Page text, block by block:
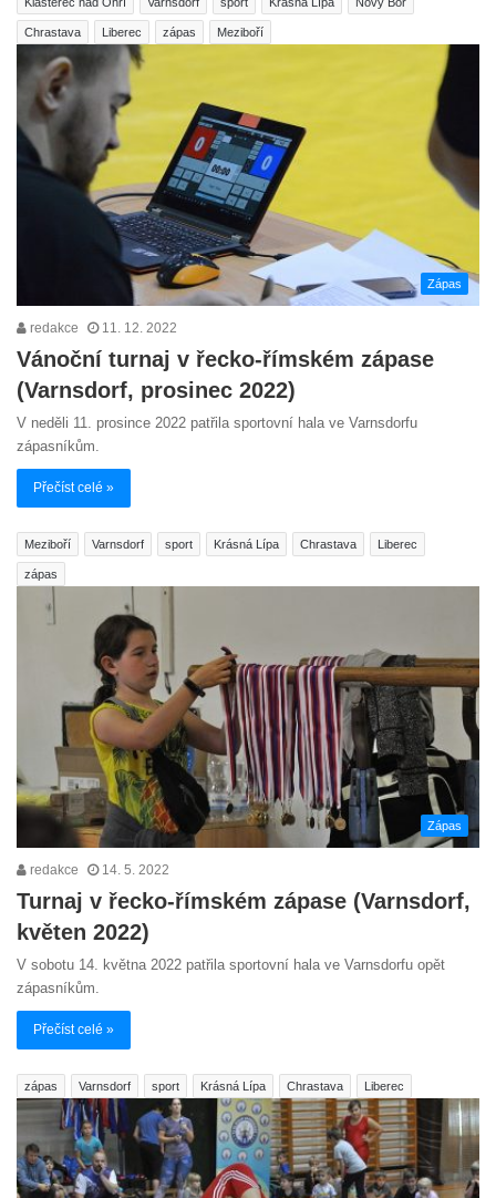
Chrastava Liberec zápas Meziboří
Zápas
redakce 11. 12. 2022
Vánoční turnaj v řecko-římském zápase
(Varnsdorf, prosinec 2022)
V neděli 11. prosince 2022 patřila sportovní hala ve Varnsdorfu
zápasníkům.
Přečíst celé »
Meziboří Varnsdorf sport Krásná Lípa Chrastava Liberec
zápas
Zápas
redakce 14. 5. 2022
Turnaj v řecko-římském zápase (Varnsdorf,
květen 2022)
V sobotu 14. května 2022 patřila sportovní hala ve Varnsdorfu opět
zápasníkům.
Přečíst celé »
zápas Varnsdorf sport Krásná Lípa Chrastava Liberec